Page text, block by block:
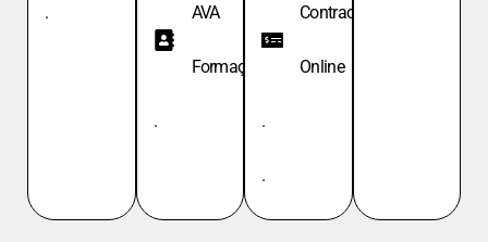
. AVA
Formação
.
Contracheque
Online
.
.